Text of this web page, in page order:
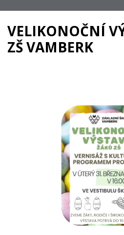
VELIKONOČNÍ
ZŠ VAMBERK